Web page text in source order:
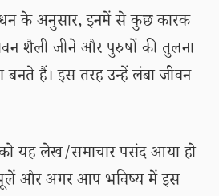
के अनुसार, इनमें से कुछ कारक
शैली जीने और पुरुषों की तुलना
हैं। इस तरह उन्हें लंबा जीवन
यह लेख/समाचार पसंद आया हो
और अगर आप भविष्य में इस